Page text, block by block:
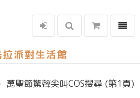
選單
萬聖節驚聲尖叫COS搜尋 (第1頁)